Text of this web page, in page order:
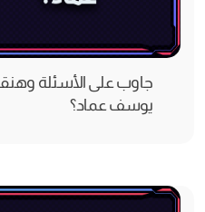
جاوب على الأسئلة
يوسف عماد؟